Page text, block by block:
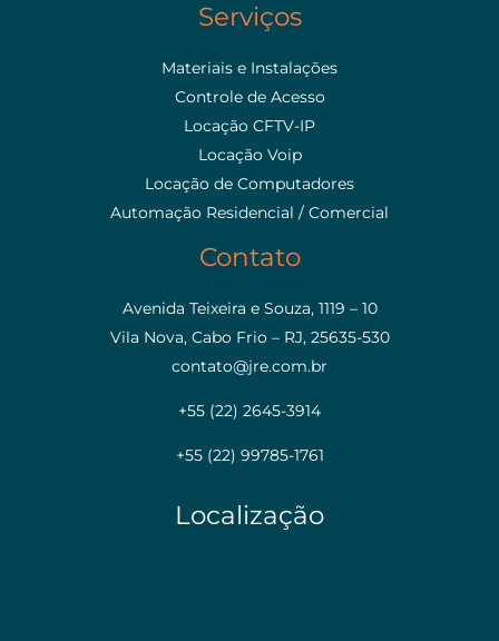
Serviços
Materiais e Instalações
Controle de Acesso
Locação CFTV-IP
Locação Voip
Locação de Computadores
Automação Residencial / Comercial
Contato
Avenida Teixeira e Souza, 1119 – 10
Vila Nova, Cabo Frio – RJ, 25635-530
contato@jre.com.br
+55 (22) 2645-3914
+55 (22) 99785-1761
Localização